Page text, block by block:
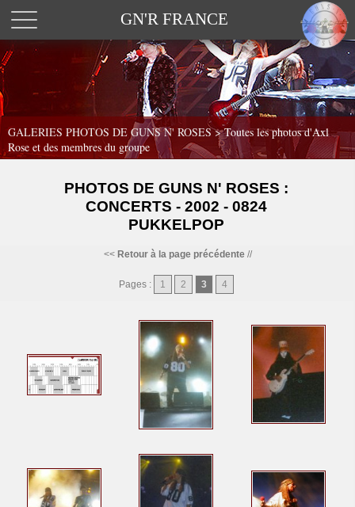
GN'R FRANCE
GALERIES PHOTOS DE GUNS N' ROSES >Toutes les photos d'Axl
Rose et des membres du groupe
PHOTOS DE GUNS N' ROSES :
CONCERTS - 2002 - 0824
PUKKELPOP
<< Retour à la page précédente//
Pages : 1 2 3 4